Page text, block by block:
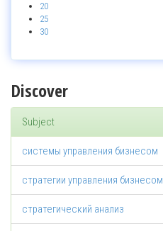
20
25
30
Discover
Subject
системы управления бизнесом
стратегии управления бизнесом
стратегический анализ